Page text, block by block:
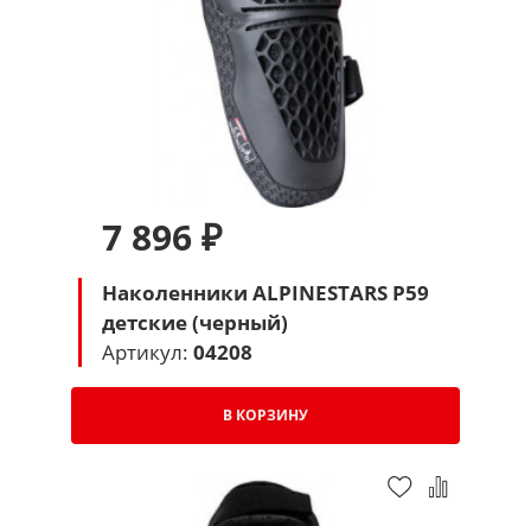
7 896 ₽
Наколенники ALPINESTARS P59
детские (черный)
Артикул: 04208
В КОРЗИНУ